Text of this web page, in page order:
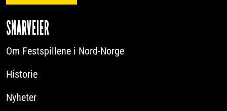
SNARVEIER
Om Festspillene i Nord-Norge
Historie
Nyheter